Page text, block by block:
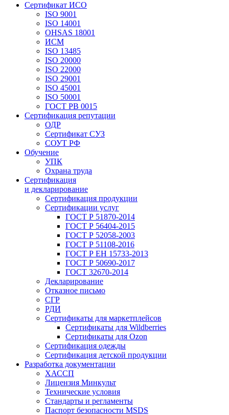
Сертификат ИСО
ISO 9001
ISO 14001
OHSAS 18001
ИСМ
ISO 13485
ISO 20000
ISO 22000
ISO 29001
ISO 45001
ISO 50001
ГОСТ РВ 0015
Сертификация репутации
ОДР
Сертификат СУЗ
СОУТ РФ
Обучение
УПК
Охрана труда
Сертификация
и декларирование
Сертификация продукции
Сертификации услуг
ГОСТ Р 51870-2014
ГОСТ Р 56404-2015
ГОСТ Р 52058-2003
ГОСТ Р 51108-2016
ГОСТ Р ЕН 15733-2013
ГОСТ Р 50690-2017
ГОСТ 32670-2014
Декларирование
Отказное письмо
СГР
РДИ
Сертификаты для маркетплейсов
Сертификаты для Wildberries
Сертификаты для Ozon
Сертификация одежды
Сертификация детской продукции
Разработка документации
ХАССП
Лицензия Минкульт
Технические условия
Стандарты и регламенты
Паспорт безопасности MSDS